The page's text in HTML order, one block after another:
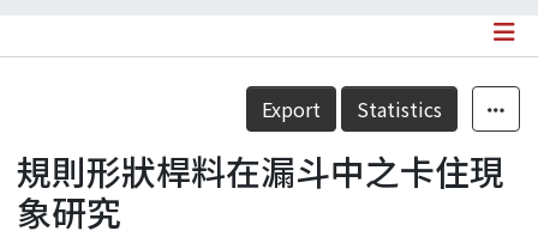
Statistics
Details
Export Statistics
規則形狀桿料在漏斗中之卡住現
象研究